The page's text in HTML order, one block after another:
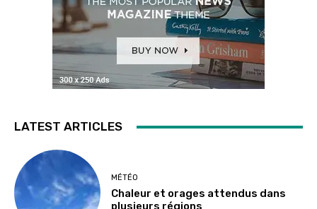
LATEST ARTICLES
MÉTÉO
Chaleur et orages attendus dans
plusieurs régions